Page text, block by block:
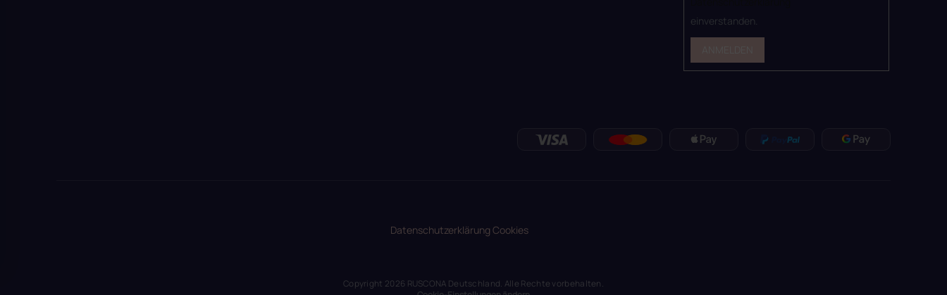
einverstanden.
DatenschutzerklärungCookies
Copyright 2026 RUSCONA Deutschland. Alle Rechte vorbehalten.